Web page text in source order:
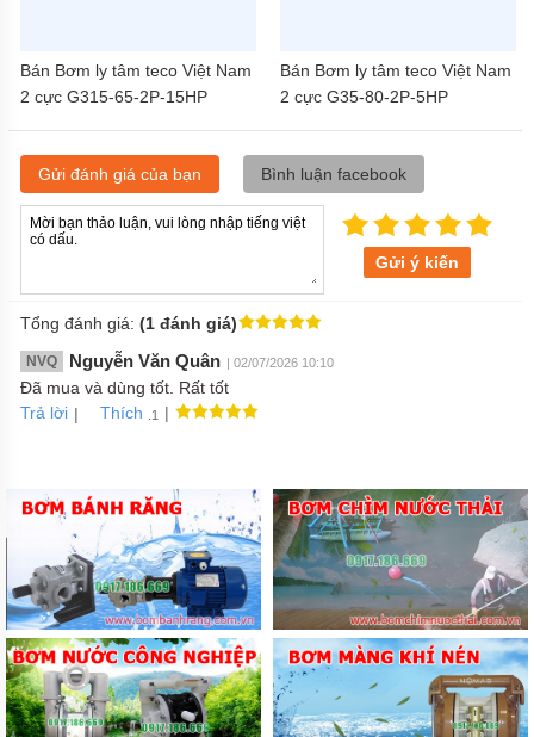
Bán Bơm ly tâm teco Việt Nam
2 cực G315-65-2P-15HP
Bán Bơm ly tâm teco Việt Nam
2 cực G35-80-2P-5HP
Gửi đánh giá của bạn Bình luận facebook
Gửi ý kiến
Tổng đánh giá: (1 đánh giá)
NVQ Nguyễn Văn Quân | 02/07/2026 10:10
Đã mua và dùng tốt. Rất tốt
Trả lời | Thích .1 |